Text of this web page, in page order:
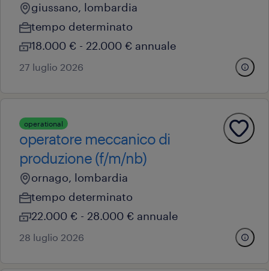
giussano, lombardia
tempo determinato
18.000 € - 22.000 € annuale
27 luglio 2026
operational
operatore meccanico di
produzione (f/m/nb)
ornago, lombardia
tempo determinato
22.000 € - 28.000 € annuale
28 luglio 2026